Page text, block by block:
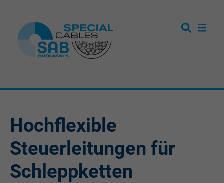
Hochflexible
Steuerleitungen für
Schleppketten